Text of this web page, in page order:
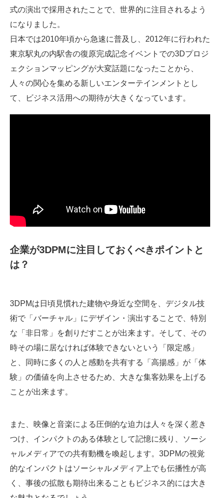
式の演出で採用されたことで、世界的に注目されるよう
になりました。
日本では2010年頃から急速に普及し、2012年に行われた
東京駅丸の内駅舎の復原完成記念イベントでの3Dプロジ
ェクションマッピングが大変話題になったことから、
人々の関心を集める新しいエンターテインメントとし
て、ビジネス活用への期待が大きくなっています。
企業が3DPMに注目しておくべきポイントと
は？
3DPMは日頃見慣れた建物や身近な空間を、デジタル技
術で「バーチャル」にデザイン・演出することで、特別
な「非日常」を創りだすことが出来ます。そして、その
時その場に居なければ体験できないという「限定感」
と、同時に多くの人と感動を共有する「高揚感」が「体
験」の価値を向上させるため、大きな集客効果を上げる
ことが出来ます。
また、映像と音楽による圧倒的な迫力は人々を深く惹き
つけ、インパクトのある体験として記憶に残り、ソーシ
ャルメディアでの共有動機を喚起します。3DPMの視覚
的なインパクトはソーシャルメディア上でも伝播性が高
く、事後の拡散も期待出来ることもビジネス的には大き